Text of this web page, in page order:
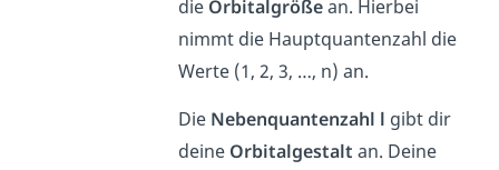
die Orbitalgrößean. Hierbei
nimmt die Hauptquantenzahl die
Werte (1, 2, 3, …, n) an.
Die Nebenquantenzahl l gibt dir
deine Orbitalgestalt an. Deine